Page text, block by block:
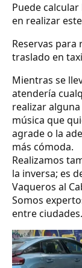
Puede
en realizar
Reservas para
traslado en
Mientras se
atendería
realizar
música que
agrade o la
más cómoda.
Realizamos
la inversa; es
Vaqueros al
Somos
entre ciudades.